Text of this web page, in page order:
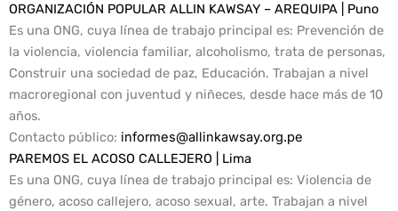
ORGANIZACIÓN POPULAR ALLIN KAWSAY – AREQUIPA | Puno
Es una ONG, cuya línea de trabajo principal es: Prevención de
la violencia, violencia familiar, alcoholismo, trata de personas,
Construir una sociedad de paz, Educación. Trabajan a nivel
macroregional con juventud y niñeces, desde hace más de 10
años.
Contacto público: informes@allinkawsay.org.pe
PAREMOS EL ACOSO CALLEJERO | Lima
Es una ONG, cuya línea de trabajo principal es: Violencia de
género, acoso callejero, acoso sexual, arte. Trabajan a nivel